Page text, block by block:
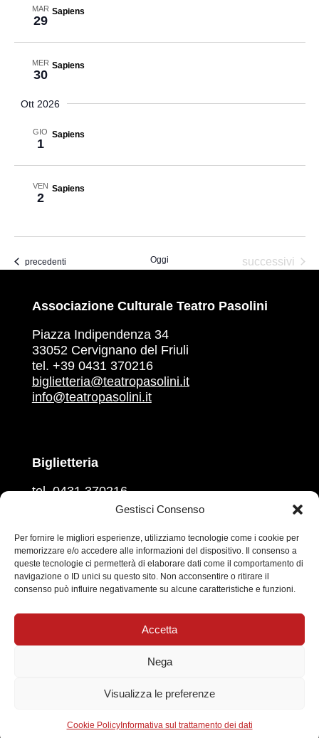
Gestisci Consenso
Per fornire le migliori esperienze, utilizziamo tecnologie come i cookie per
memorizzare e/o accedere alle informazioni del dispositivo. Il consenso a
queste tecnologie ci permetterà di elaborare dati come il comportamento di
navigazione o ID unici su questo sito. Non acconsentire o ritirare il
consenso può influire negativamente su alcune caratteristiche e funzioni.
Accetta
Nega
Visualizza le preferenze
Cookie PolicyInformativa sul trattamento dei dati
MAR
29
Sapiens
MER
30
Sapiens
Ott 2026
GIO
1
Sapiens
VEN
2
Sapiens
Eventi
precedenti Oggi Eventi
successivi
Associazione Culturale Teatro Pasolini
Piazza Indipendenza 34
33052 Cervignano del Friuli
tel. +39 0431 370216
biglietteria@teatropasolini.it
info@teatropasolini.it
Biglietteria
tel. 0431 370216
martedì, mercoledì, venerdì
giovedì e sabato
ore 10.00 – 12.00
Prevendita sul circuito Vivaticket
Informativa sul trattamento dei dati personali